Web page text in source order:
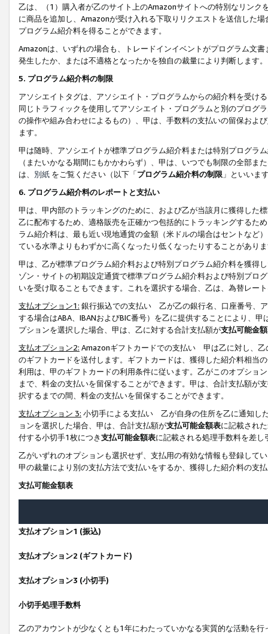
乙は、（1）購入者が乙のサイト上のAmazonサイトへの特別なリン
に商品を追加し、Amazonが受け入れる下取りリクエストを送信した
プログラム紹介料を得ることができます。
Amazonは、いずれの場合も、トレードインイベントがプログラム文
発生したか、または不適格となったかを独自の裁量により判断します。
5. プログラム紹介料の制限
アソシエイトタグは、アソシエイト・プログラムからの紹介料を受け
同じトラフィックを使用してアソシエイト・プログラムと別のプログ
の操作や組み合わせによるもの）、甲は、手数料の支払いの留保およ
ます。
甲は随時、アソシエイトが標準プログラム紹介料または特別プログラ
（またいかなる期間にもかかわらず）、甲は、いつでも制限の全部
は、 別紙 をご覧ください（以下「プログラム紹介料の制限 」といいま
6. プログラム紹介料のレポートと支払い
甲は、甲内部のトラッキングのために、および乙が当該月に獲得した
乙に配布するため、適格販売を正確かつ包括的にトラッキングするた
ラム紹介料は、最も近い現地通貨の金額（米ドルの場合はセントなど
ている水準よりもわずかに高くなったり低くなったりすることがあり
甲は、乙が標準プログラム紹介料および特別プログラム紹介料を獲得
ゾン・サイトの初期設定通貨で標準プログラム紹介料および特別プロ
いを受け取ることもできます。これを選択する場合、乙は、為替レー
支払オプション1: 銀行振込での支払い 乙が乙の銀行名、口座番号、
する場合はABA、IBANおよびBIC番号）を乙に提供することにより、
プションを選択した場合、甲は、乙に対する合計支払額が支払可能金
支払オプション2: Amazonギフトカードでの支払い 甲は乙に対し、乙
のギフトカードを送付します。ギフトカードは、獲得した紹介料相当
利用は、甲のギフトカードの利用条件に従います。乙がこのオプショ
まで、料金の支払いを留保することができます。甲は、合計支払額が
択するまでの間、料金の支払いを留保することができます。
支払オプション 3: 小切手による支払い 乙が自身の住所を乙に通知し
ョンを選択した場合、甲は、合計支払額が支払可能金額表に記載され
付する小切手1枚につき支払可能金額表に記載される処理手数料を差し
乙がいずれのオプションも選択せず、支払用の有効な情報も登録して
甲の裁量により別の支払方法で支払いをするか、獲得した紹介料の支
支払可能金額表
支払オプション1 (振込)
支払オプション2 (ギフトカード)
支払オプション3 (小切手)
小切手処理手数料
乙のアカウントが少なくとも1年にわたっていかなる実質的な活動を